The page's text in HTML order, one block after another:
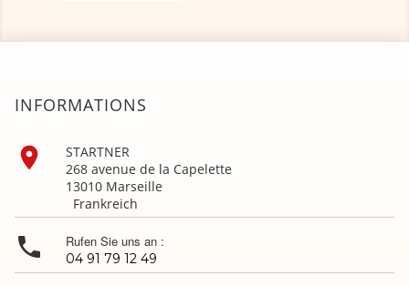
INFORMATIONS

STARTNER
268 avenue de la Capelette
13010 Marseille
Frankreich
 Rufen Sie uns an :
04 91 79 12 49